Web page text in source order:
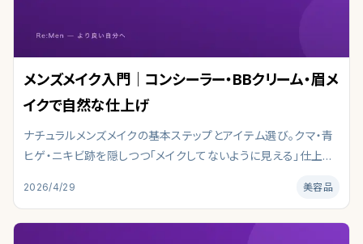
メンズメイク入門｜コンシーラー・BBクリーム・眉メ
イクで自然な仕上げ
ナチュラルメンズメイクの基本ステップとアイテム選び。クマ・青
ヒゲ・ニキビ跡を隠しつつ「メイクしてないように見える」仕上げ
問われる時代、メンズメイクは身だしなみの一部として急速に浸
2026/4/29 美容品